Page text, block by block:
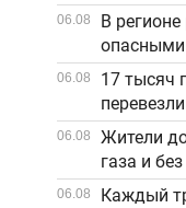
06.08
В
06.08
17 тысяч
06.08
Жители
газа и
06.08
Каждый